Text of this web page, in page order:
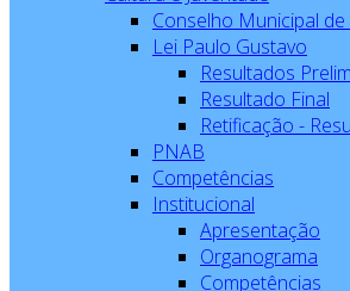
Conselho Municipal de
Lei Paulo Gustavo
Resultados
Resultado Final
Retificação -
PNAB
Competências
Institucional
Apresentação
Organograma
Competências